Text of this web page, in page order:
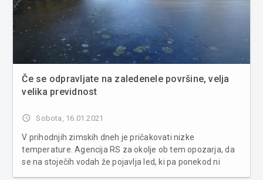
Če se odpravljate na zaledenele površine, velja
velika previdnost
access_time Sobota, 16.01.2021
V prihodnjih zimskih dneh je pričakovati nizke
temperature. Agencija RS za okolje ob tem opozarja, da
se na stoječih vodah že pojavlja led, ki pa ponekod ni